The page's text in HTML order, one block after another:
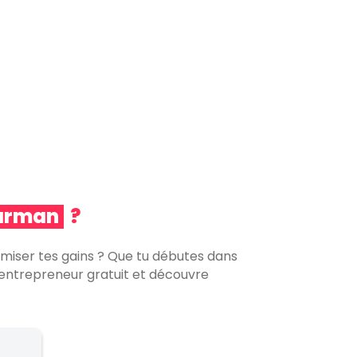
?
?
tes gains ? Que tu débutes dans
gratuit et découvre